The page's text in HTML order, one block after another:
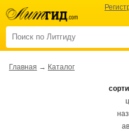
Главная → Каталог